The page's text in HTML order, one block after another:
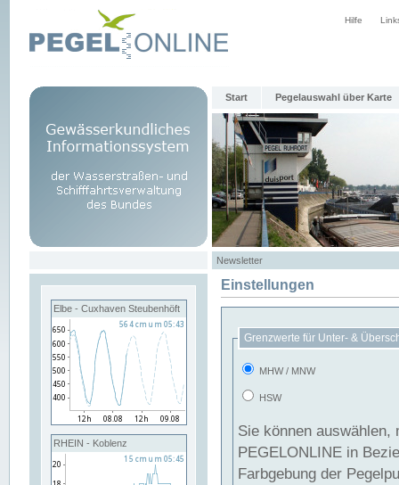
Hilfe
Start Pegelauswahl über Karte
Newsletter
Elbe - Cuxhaven Steubenhöft
RHEIN - Koblenz
Einstellungen
Grenzwerte für Unter- &
MHW / MNW
HSW
Sie können
PEGELONLINE in Beziehung
Farbgebung der